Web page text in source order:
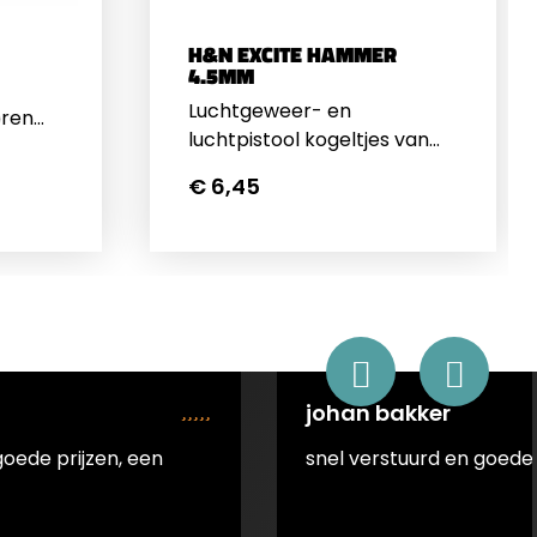
of
H&N EXCITE HAMMER
4.5MM
Luchtgeweer- en
luchtpistool kogeltjes van
kop.&nbsp;Ronde
€ 6,45
prijzen, een
johan bakker
snel verstuurd en goede